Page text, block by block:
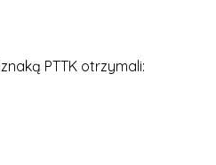
PTTK otrzymali: